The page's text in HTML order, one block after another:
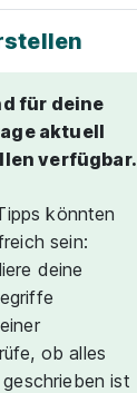
für deine
aktuell
verfügbar.
könnten
sein:
deine
ob alles
ist